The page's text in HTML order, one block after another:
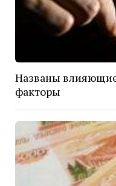
Названы
факторы